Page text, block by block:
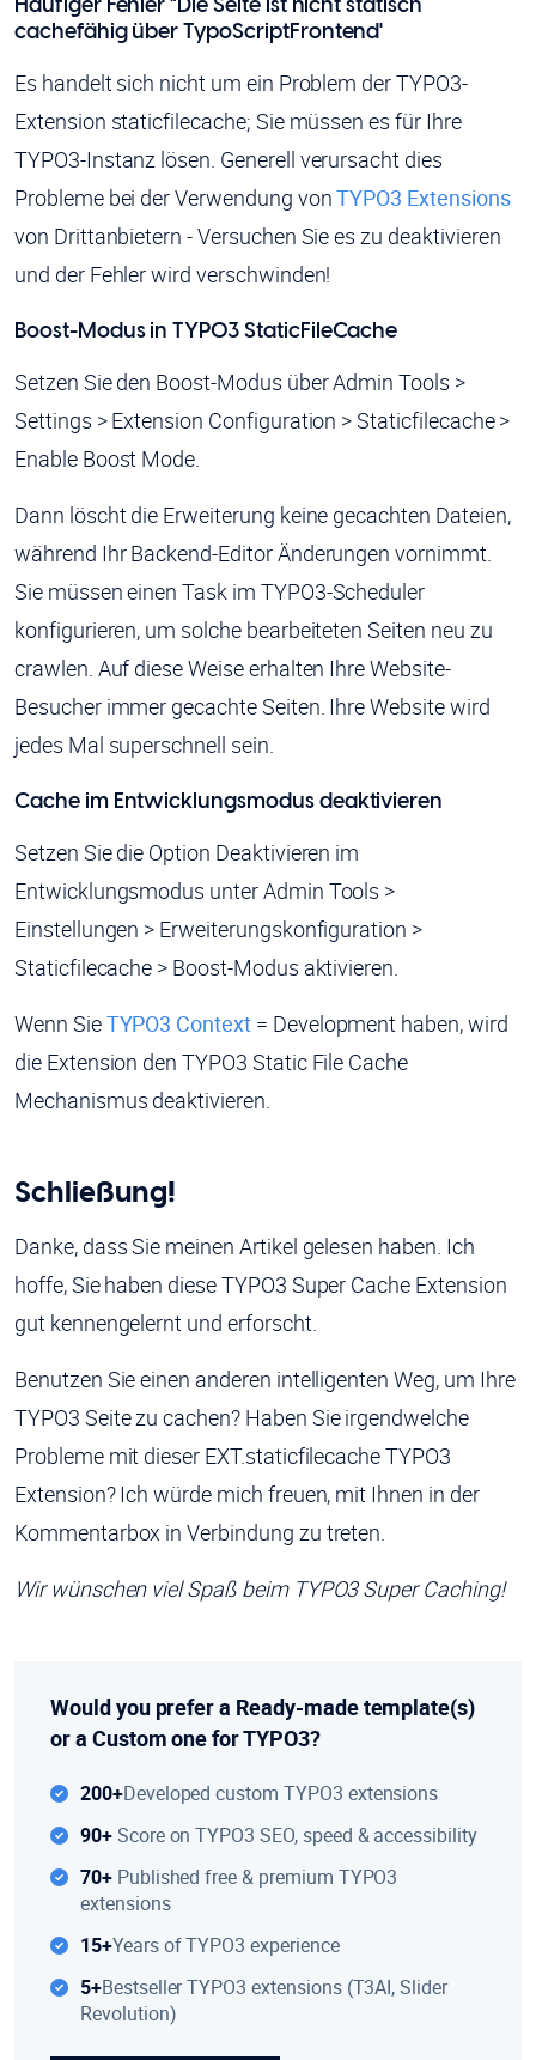
Häufiger Fehler "Die Seite ist nicht statisch
cachefähig über TypoScriptFrontend'
Es handelt sich nicht um ein Problem der TYPO3-
Extension staticfilecache; Sie müssen es für Ihre
TYPO3-Instanz lösen. Generell verursacht dies
Probleme bei der Verwendung vonTYPO3 Extensions
von Drittanbietern - Versuchen Sie es zu deaktivieren
und der Fehler wird verschwinden!
Boost-Modus in TYPO3 StaticFileCache
Setzen Sie den Boost-Modus über Admin Tools >
Settings > Extension Configuration > Staticfilecache >
Enable Boost Mode.
Dann löscht die Erweiterung keine gecachten Dateien,
während Ihr Backend-Editor Änderungen vornimmt.
Sie müssen einen Task im TYPO3-Scheduler
konfigurieren, um solche bearbeiteten Seiten neu zu
crawlen. Auf diese Weise erhalten Ihre Website-
Besucher immer gecachte Seiten. Ihre Website wird
jedes Mal superschnell sein.
Cache im Entwicklungsmodus deaktivieren
Setzen Sie die Option Deaktivieren im
Entwicklungsmodus unter Admin Tools >
Einstellungen > Erweiterungskonfiguration >
Staticfilecache > Boost-Modus aktivieren.
Wenn SieTYPO3 Context= Development haben, wird
die Extension den TYPO3 Static File Cache
Mechanismus deaktivieren.
Schließung!
Danke, dass Sie meinen Artikel gelesen haben. Ich
hoffe, Sie haben diese TYPO3 Super Cache Extension
gut kennengelernt und erforscht.
Benutzen Sie einen anderen intelligenten Weg, um Ihre
TYPO3 Seite zu cachen? Haben Sie irgendwelche
Probleme mit dieser EXT.staticfilecache TYPO3
Extension? Ich würde mich freuen, mit Ihnen in der
Kommentarbox in Verbindung zu treten.
Wir wünschen viel Spaß beim TYPO3 Super Caching!
Would you prefer a Ready-made template(s)
or a Custom one for TYPO3?
200+Developed custom TYPO3 extensions
90+Score on TYPO3 SEO, speed & accessibility
70+Published free & premium TYPO3
extensions
15+Years of TYPO3 experience
5+Bestseller TYPO3 extensions (T3AI, Slider
Revolution)